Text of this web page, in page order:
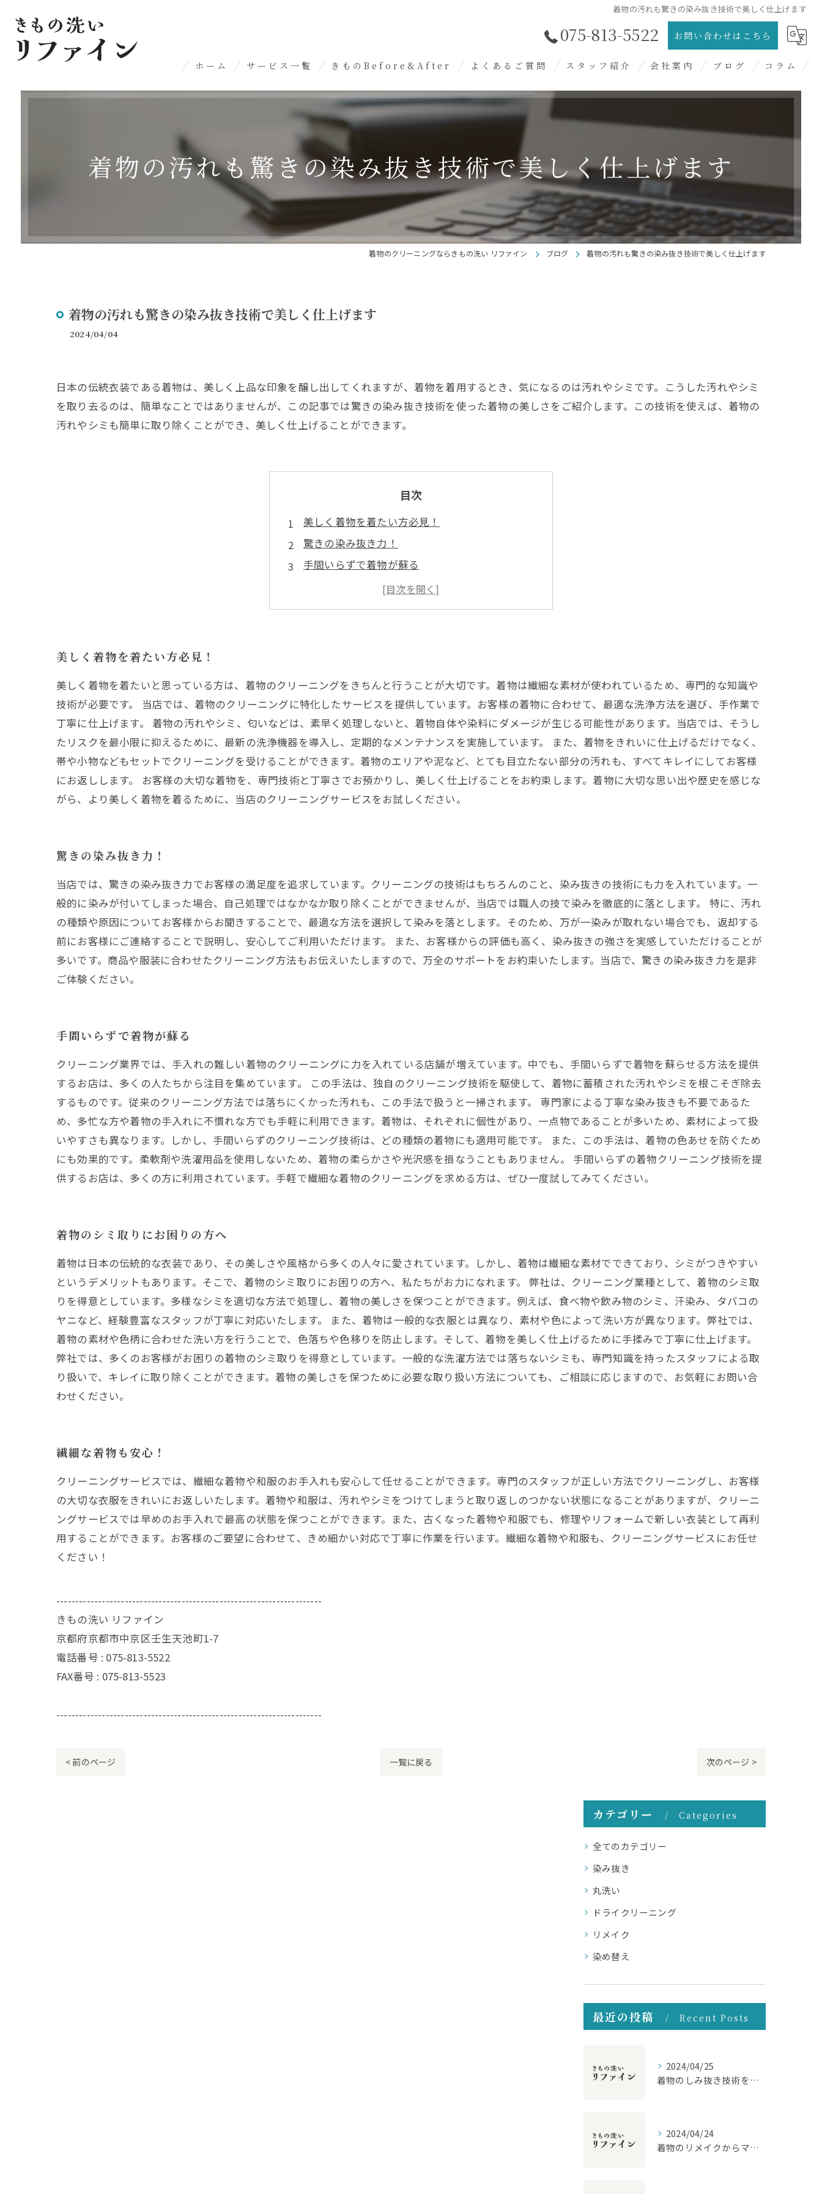
着物の汚れも驚きの染み抜き技術で美しく仕上げます
075-813-5522 お問い合わせはこちら
ホーム サービス一覧
名水洗いについて
染み抜きについて
丸洗いについて
プレスについて
きものBefore&After よくあるご質問 スタッフ紹介 会社案内 ブログ コラム
着物の汚れも驚きの染み抜き技術で美しく仕上げます
着物のクリーニングならきもの洗い リファイン ブログ 着物の汚れも驚きの染み抜き技術で美しく仕上げます
着物の汚れも驚きの染み抜き技術で美しく仕上げます
2024/04/04
日本の伝統衣装である着物は、美しく上品な印象を醸し出してくれますが、着物を着用するとき、気になるのは汚れやシミです。こうした汚れやシミ
を取り去るのは、簡単なことではありませんが、この記事では驚きの染み抜き技術を使った着物の美しさをご紹介します。この技術を使えば、着物の
汚れやシミも簡単に取り除くことができ、美しく仕上げることができます。
目次
美しく着物を着たい方必見！
驚きの染み抜き力！
手間いらずで着物が蘇る
着物のシミ取りにお困りの方へ
繊細な着物も安心！
美しく着物を着たい方必見！
美しく着物を着たいと思っている方は、着物のクリーニングをきちんと行うことが大切です。着物は繊細な素材が使われているため、専門的な知識や
技術が必要です。 当店では、着物のクリーニングに特化したサービスを提供しています。お客様の着物に合わせて、最適な洗浄方法を選び、手作業で
丁寧に仕上げます。 着物の汚れやシミ、匂いなどは、素早く処理しないと、着物自体や染料にダメージが生じる可能性があります。当店では、そうし
たリスクを最小限に抑えるために、最新の洗浄機器を導入し、定期的なメンテナンスを実施しています。 また、着物をきれいに仕上げるだけでなく、
帯や小物などもセットでクリーニングを受けることができます。着物のエリアや泥など、とても目立たない部分の汚れも、すべてキレイにしてお客様
にお返しします。 お客様の大切な着物を、専門技術と丁寧さでお預かりし、美しく仕上げることをお約束します。着物に大切な思い出や歴史を感じな
がら、より美しく着物を着るために、当店のクリーニングサービスをお試しください。
驚きの染み抜き力！
当店では、驚きの染み抜き力でお客様の満足度を追求しています。クリーニングの技術はもちろんのこと、染み抜きの技術にも力を入れています。一
般的に染みが付いてしまった場合、自己処理ではなかなか取り除くことができませんが、当店では職人の技で染みを徹底的に落とします。 特に、汚れ
の種類や原因についてお客様からお聞きすることで、最適な方法を選択して染みを落とします。そのため、万が一染みが取れない場合でも、返却する
前にお客様にご連絡することで説明し、安心してご利用いただけます。 また、お客様からの評価も高く、染み抜きの強さを実感していただけることが
多いです。商品や服装に合わせたクリーニング方法もお伝えいたしますので、万全のサポートをお約束いたします。当店で、驚きの染み抜き力を是非
ご体験ください。
手間いらずで着物が蘇る
クリーニング業界では、手入れの難しい着物のクリーニングに力を入れている店舗が増えています。中でも、手間いらずで着物を蘇らせる方法を提供
するお店は、多くの人たちから注目を集めています。 この手法は、独自のクリーニング技術を駆使して、着物に蓄積された汚れやシミを根こそぎ除去
するものです。従来のクリーニング方法では落ちにくかった汚れも、この手法で扱うと一掃されます。 専門家による丁寧な染み抜きも不要であるた
め、多忙な方や着物の手入れに不慣れな方でも手軽に利用できます。着物は、それぞれに個性があり、一点物であることが多いため、素材によって扱
いやすさも異なります。しかし、手間いらずのクリーニング技術は、どの種類の着物にも適用可能です。 また、この手法は、着物の色あせを防ぐため
にも効果的です。柔軟剤や洗濯用品を使用しないため、着物の柔らかさや光沢感を損なうこともありません。 手間いらずの着物クリーニング技術を提
供するお店は、多くの方に利用されています。手軽で繊細な着物のクリーニングを求める方は、ぜひ一度試してみてください。
着物のシミ取りにお困りの方へ
着物は日本の伝統的な衣装であり、その美しさや風格から多くの人々に愛されています。しかし、着物は繊細な素材でできており、シミがつきやすい
というデメリットもあります。そこで、着物のシミ取りにお困りの方へ、私たちがお力になれます。 弊社は、クリーニング業種として、着物のシミ取
りを得意としています。多様なシミを適切な方法で処理し、着物の美しさを保つことができます。例えば、食べ物や飲み物のシミ、汗染み、タバコの
ヤニなど、経験豊富なスタッフが丁寧に対応いたします。 また、着物は一般的な衣服とは異なり、素材や色によって洗い方が異なります。弊社では、
着物の素材や色柄に合わせた洗い方を行うことで、色落ちや色移りを防止します。そして、着物を美しく仕上げるために手揉みで丁寧に仕上げます。
弊社では、多くのお客様がお困りの着物のシミ取りを得意としています。一般的な洗濯方法では落ちないシミも、専門知識を持ったスタッフによる取
り扱いで、キレイに取り除くことができます。着物の美しさを保つために必要な取り扱い方法についても、ご相談に応じますので、お気軽にお問い合
わせください。
繊細な着物も安心！
クリーニングサービスでは、繊細な着物や和服のお手入れも安心して任せることができます。専門のスタッフが正しい方法でクリーニングし、お客様
の大切な衣服をきれいにお返しいたします。着物や和服は、汚れやシミをつけてしまうと取り返しのつかない状態になることがありますが、クリーニ
ングサービスでは早めのお手入れで最高の状態を保つことができます。また、古くなった着物や和服でも、修理やリフォームで新しい衣装として再利
用することができます。お客様のご要望に合わせて、きめ細かい対応で丁寧に作業を行います。繊細な着物や和服も、クリーニングサービスにお任せ
ください！
----------------------------------------------------------------------
きもの洗い リファイン
京都府京都市中京区壬生天池町1-7
電話番号 : 075-813-5522
FAX番号 : 075-813-5523
----------------------------------------------------------------------
< 前のページ 一覧に戻る 次のページ >
カテゴリー Categories
全てのカテゴリー
染み抜き
丸洗い
ドライクリーニング
リメイク
染め替え
最近の投稿 Recent Posts
2024/04/25
着物のしみ抜き技術を紹介！伝統的なクリーニングの技に迫る
2024/04/24
着物のリメイクからマナーまで！クリーニングのプロが教える着物のお手入れ方法